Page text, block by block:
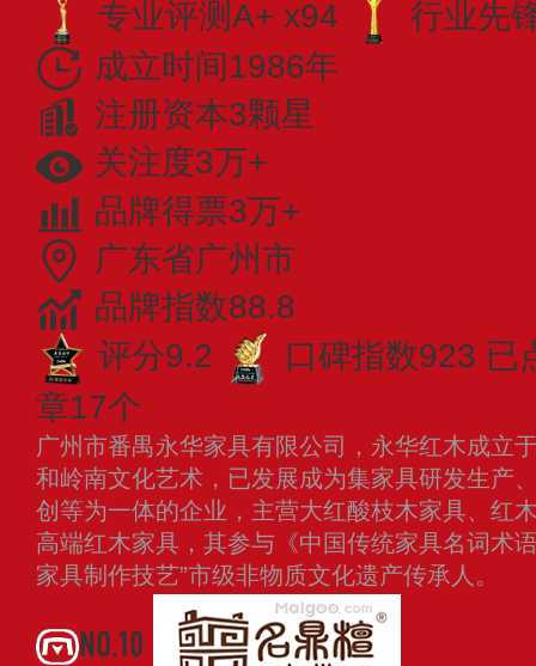
专业评测A+ x94
行业先
成立时间1986年
注册资本3颗星
关注度3万+
品牌得票3万+
广东省广州市
品牌指数88.8
评分9.2
口碑指数923 已
章17个
广州市番禺永华家具有限公司，永华红木成立
和岭南文化艺术，已发展成为集家具研发生产
创等为一体的企业，主营大红酸枝木家具、红
高端红木家具，其参与《中国传统家具名词术
家具制作技艺”市级非物质文化遗产传承人。
NO.10